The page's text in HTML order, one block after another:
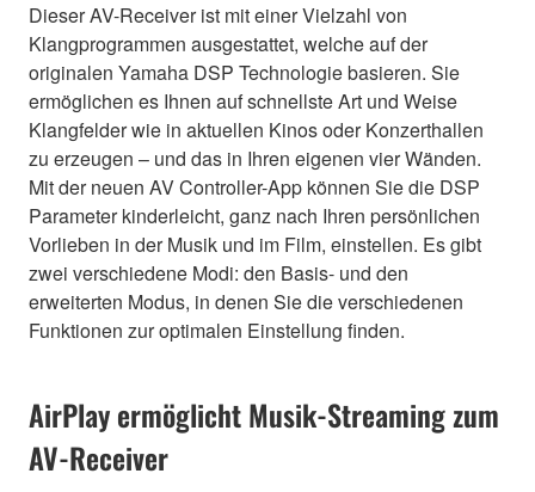
Dieser AV-Receiver ist mit einer Vielzahl von
Klangprogrammen ausgestattet, welche auf der
originalen Yamaha DSP Technologie basieren. Sie
ermöglichen es Ihnen auf schnellste Art und Weise
Klangfelder wie in aktuellen Kinos oder Konzerthallen
zu erzeugen – und das in Ihren eigenen vier Wänden.
Mit der neuen AV Controller-App können Sie die DSP
Parameter kinderleicht, ganz nach Ihren persönlichen
Vorlieben in der Musik und im Film, einstellen. Es gibt
zwei verschiedene Modi: den Basis- und den
erweiterten Modus, in denen Sie die verschiedenen
Funktionen zur optimalen Einstellung finden.
AirPlay ermöglicht Musik-Streaming zum
AV-Receiver